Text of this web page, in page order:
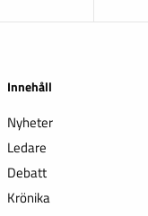
Innehåll
Nyheter
Ledare
Debatt
Krönika